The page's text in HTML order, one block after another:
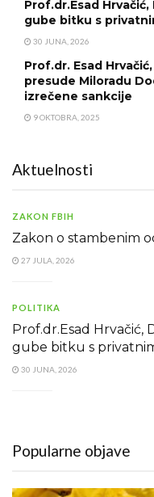
Prof.dr.Esad
gube bitku s
30 JUNA, 2026
Prof.dr. Esad
presude Miloradu
izrečene sankcije
9 OKTOBRA, 2025
Aktuelnosti
ZAKON FBIH
Zakon o stambenim
27 JULA, 2026
POLITIKA
Prof.dr.Esad Hrvačić,
gube bitku s
30 JUNA, 2026
Popularne objave